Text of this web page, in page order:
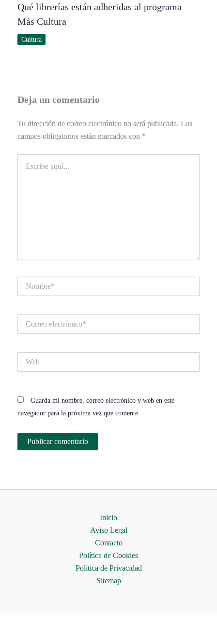
Qué librerías están adheridas al programa
Más Cultura
Cultura
Deja un comentario
Tu dirección de correo electrónico no será publicada. Los
campos obligatorios están marcados con *
aquí...
electrónico*
Guarda mi nombre, correo electrónico y web en este
navegador para la próxima vez que comente.
Inicio
Aviso Legal
Contacto
Política de Cookies
Política de Privacidad
Sitemap